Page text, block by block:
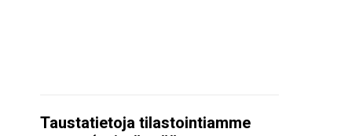
Taustatietoja tilastointiamme